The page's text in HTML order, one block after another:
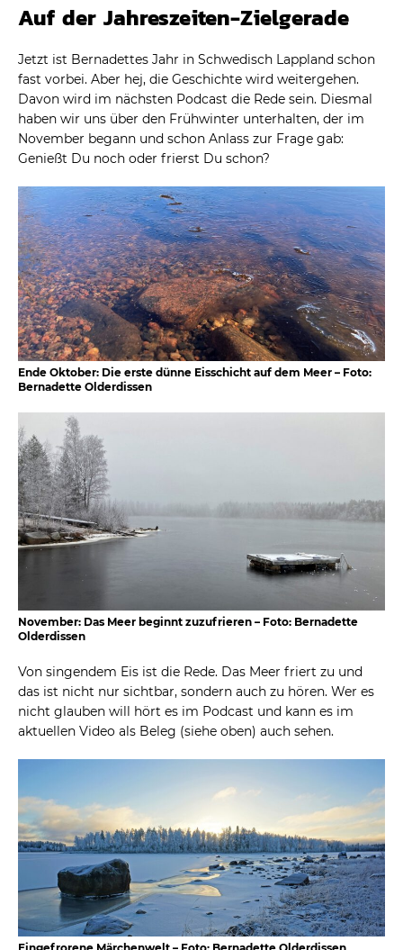
Auf der Jahreszeiten-Zielgerade
Jetzt ist Bernadettes Jahr in Schwedisch Lappland schon
fast vorbei. Aber hej, die Geschichte wird weitergehen.
Davon wird im nächsten Podcast die Rede sein. Diesmal
haben wir uns über den Frühwinter unterhalten, der im
November begann und schon Anlass zur Frage gab:
Genießt Du noch oder frierst Du schon?
Ende Oktober: Die erste dünne Eisschicht auf dem Meer – Foto:
Bernadette Olderdissen
November: Das Meer beginnt zuzufrieren – Foto: Bernadette
Olderdissen
Von singendem Eis ist die Rede. Das Meer friert zu und
das ist nicht nur sichtbar, sondern auch zu hören. Wer es
nicht glauben will hört es im Podcast und kann es im
aktuellen Video als Beleg (siehe oben) auch sehen.